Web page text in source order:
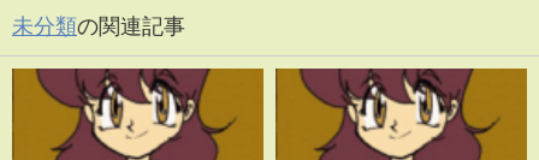
未分類の関連記事